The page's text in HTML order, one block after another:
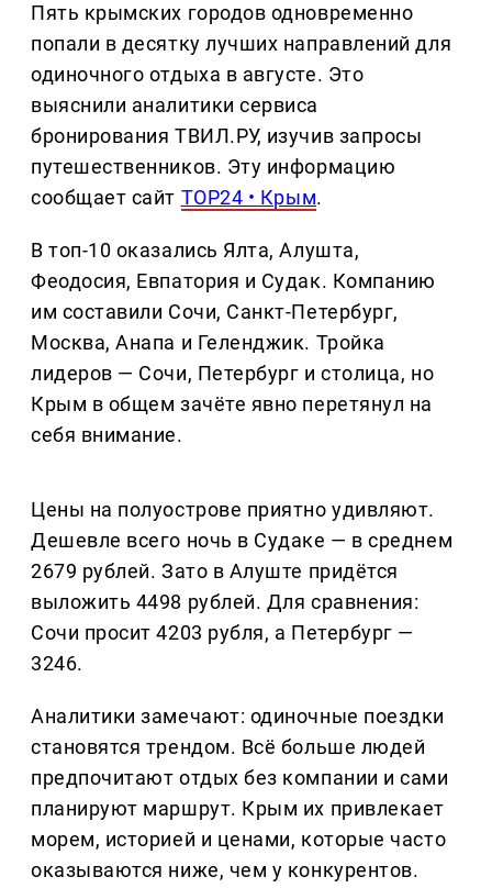
Пять крымских городов одновременно
попали в десятку лучших направлений для
одиночного отдыха в августе. Это
выяснили аналитики сервиса
бронирования ТВИЛ.РУ, изучив запросы
путешественников. Эту информацию
сообщает сайт TOP24 • Крым.
В топ-10 оказались Ялта, Алушта,
Феодосия, Евпатория и Судак. Компанию
им составили Сочи, Санкт-Петербург,
Москва, Анапа и Геленджик. Тройка
лидеров — Сочи, Петербург и столица, но
Крым в общем зачёте явно перетянул на
себя внимание.
Цены на полуострове приятно удивляют.
Дешевле всего ночь в Судаке — в среднем
2679 рублей. Зато в Алуште придётся
выложить 4498 рублей. Для сравнения:
Сочи просит 4203 рубля, а Петербург —
3246.
Аналитики замечают: одиночные поездки
становятся трендом. Всё больше людей
предпочитают отдых без компании и сами
планируют маршрут. Крым их привлекает
морем, историей и ценами, которые часто
оказываются ниже, чем у конкурентов.